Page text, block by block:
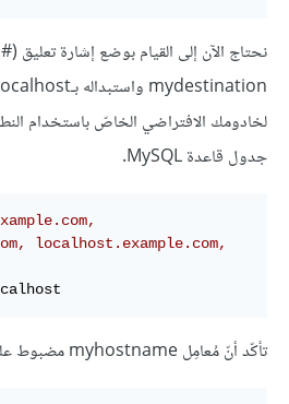
نحتاج الآن إلى القيام بوضع إشارة تعليق
لخادومك الافتراضي الخاصّ باستخدام
جدول قاعدة MySQL.
localhost.example.com,
تأكّد أنّ مُعامِل myhostname مضبوط على الـFQDN الخاصّ بك: